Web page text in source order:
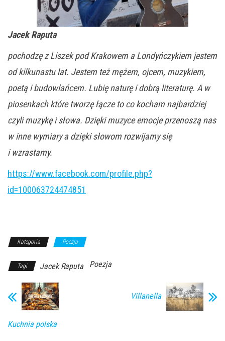
Jacek Raputa
pochodzę z Liszek pod Krakowem a Londyńczykiem jestem
od kilkunastu lat. Jestem też mężem, ojcem, muzykiem,
poetą i budowlańcem. Lubię naturę i dobrą literaturę. A w
piosenkach które tworzę łącze to co kocham najbardziej
czyli muzykę i słowa. Dzięki muzyce emocje przenoszą nas
w inne wymiary a dzięki słowom rozwijamy się
i wzrastamy.
https://www.facebook.com/profile.php?
id=100063724474851
Kategoria Poezja
Tagi Jacek Raputa Poezja
Kuchnia polska
Villanella